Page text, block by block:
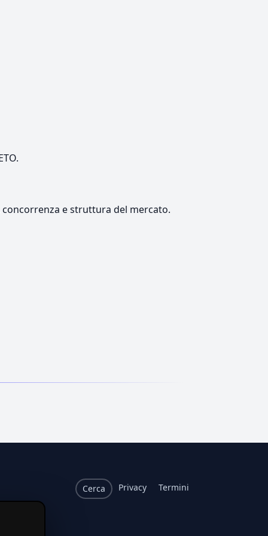
e struttura del mercato.
Cerca Privacy Termini